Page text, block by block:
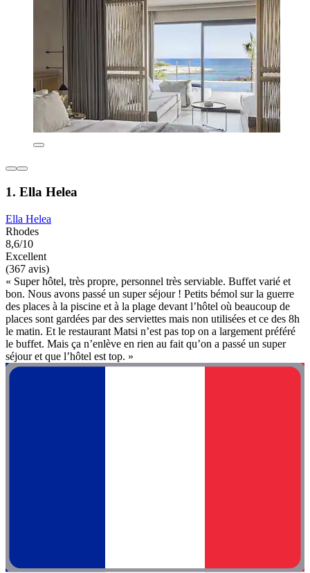
1. Ella Helea
Ella Helea
Rhodes
8,6/10
Excellent
(367 avis)
« Super hôtel, très propre, personnel très serviable. Buffet varié et
bon. Nous avons passé un super séjour ! Petits bémol sur la guerre
des places à la piscine et à la plage devant l’hôtel où beaucoup de
places sont gardées par des serviettes mais non utilisées et ce des 8h
le matin. Et le restaurant Matsi n’est pas top on a largement préféré
le buffet. Mais ça n’enlève en rien au fait qu’on a passé un super
séjour et que l’hôtel est top. »